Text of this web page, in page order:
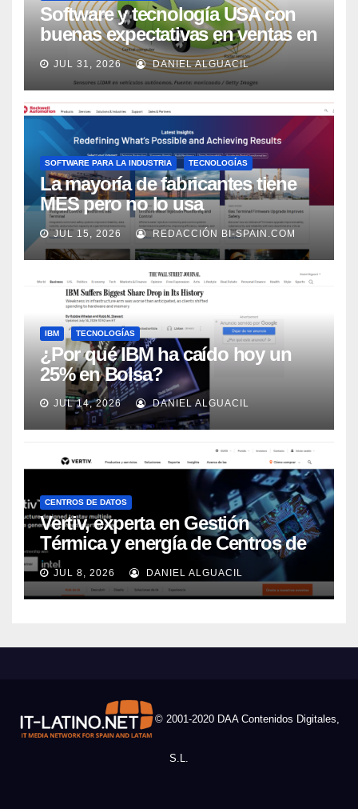
Software y tecnología USA con
buenas expectativas en ventas en
los próximos 2 años, según
Market Watch
JUL 31, 2026 DANIEL ALGUACIL
SOFTWARE PARA LA INDUSTRIA TECNOLOGÍAS
La mayoría de fabricantes tiene
MES pero no lo usa
adecuadamente, según Rockwell
Automation
JUL 15, 2026 REDACCIÓN BI-SPAIN.COM
IBM TECNOLOGÍAS
¿Por qué IBM ha caído hoy un
25% en Bolsa?
JUL 14, 2026 DANIEL ALGUACIL
CENTROS DE DATOS
Vertiv, experta en Gestión
Térmica y energía de Centros de
Datos, sigue su crecimiento
imparable
JUL 8, 2026 DANIEL ALGUACIL
© 2001-2020 DAA Contenidos Digitales,
S.L.